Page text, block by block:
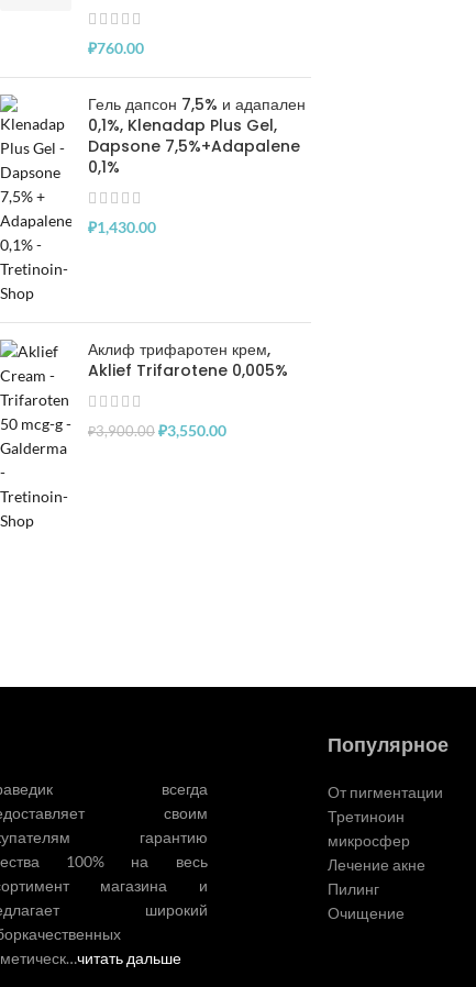
₽760.00
Гель дапсон 7,5% и адапален
0,1%, Klenadap Plus Gel,
Dapsone 7,5%+Adapalene
0,1%
₽1,430.00
Аклиф трифаротен крем,
Aklief Trifarotene 0,005%
₽3,900.00 ₽3,550.00
всегда
своим
гарантию
100% на весь
магазина и
широкий
читать дальше
Популярное
От пигментации
Третиноин
микросфер
Лечение акне
Пилинг
Очищение